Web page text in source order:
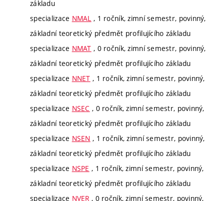
základu
specializace NMAL , 1 ročník, zimní semestr, povinný,
základní teoretický předmět profilujícího základu
specializace NMAT , 0 ročník, zimní semestr, povinný,
základní teoretický předmět profilujícího základu
specializace NNET , 1 ročník, zimní semestr, povinný,
základní teoretický předmět profilujícího základu
specializace NSEC , 0 ročník, zimní semestr, povinný,
základní teoretický předmět profilujícího základu
specializace NSEN , 1 ročník, zimní semestr, povinný,
základní teoretický předmět profilujícího základu
specializace NSPE , 1 ročník, zimní semestr, povinný,
základní teoretický předmět profilujícího základu
specializace NVER , 0 ročník, zimní semestr, povinný,